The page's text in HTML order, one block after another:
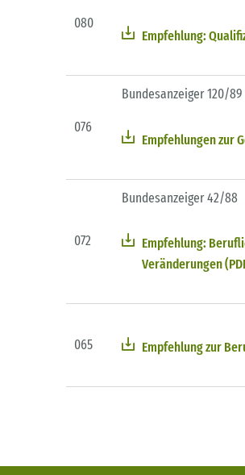
080
Empfehlung:
076
Bundesanzeiger 120/89
Empfehlungen zur
072
Bundesanzeiger 42/88
Empfehlung:
Veränderungen
065 Empfehlung zur